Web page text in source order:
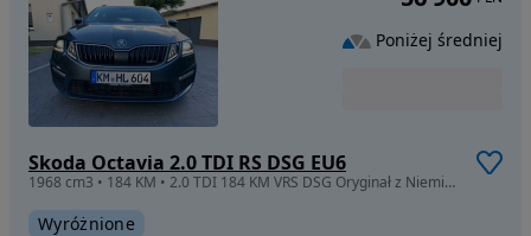
Skoda Octavia 2.0 TDI RS DSG EU6
1968 cm3 • 184 KM • 2.0 TDI 184 KM VRS DSG Oryginał z Niemiec 1 Właściciel Zadbany ASO
Wyróżnione
Poniżej średniej